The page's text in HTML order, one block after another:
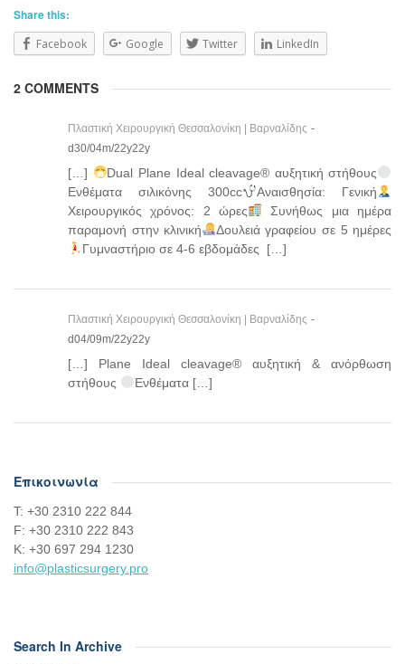
Share this:
Facebook Google Twitter LinkedIn
2 COMMENTS
Πλαστική Χειρουργική Θεσσαλονίκη | Βαρναλίδης -
d30/04m/22y22y
[…]
Dual Plane Ideal cleavage® αυξητική στήθους
Ενθέματα σιλικόνης 300cc
Αναισθησία: Γενική
Χειρουργικός χρόνος: 2 ώρες
Συνήθως μια ημέρα
παραμονή στην κλινική
Δουλειά γραφείου σε 5 ημέρες
Γυμναστήριο σε 4-6 εβδομάδες […]
Πλαστική Χειρουργική Θεσσαλονίκη | Βαρναλίδης -
d04/09m/22y22y
[…] Plane Ideal cleavage® αυξητική & ανόρθωση
στήθους
Ενθέματα […]
Επικοινωνία
Τ: +30 2310 222 844
F: +30 2310 222 843
Κ: +30 697 294 1230
info@plasticsurgery.pro
Search In Archive